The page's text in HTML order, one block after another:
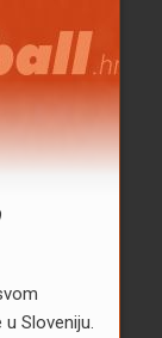
Sloveniju.